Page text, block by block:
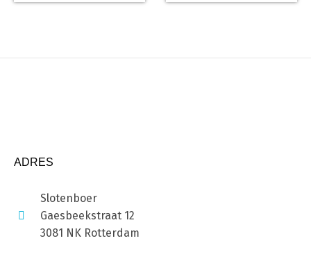
ADRES
Slotenboer
Gaesbeekstraat 12
3081 NK Rotterdam